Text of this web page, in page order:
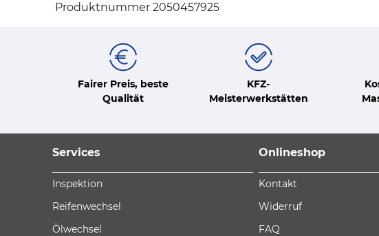
Produktnummer 2050457925
Fairer Preis, beste
Qualität
KFZ-
Meisterwerkstätten
Services
Inspektion
Reifenwechsel
Ölwechsel
Onlineshop
Kontakt
Widerruf
FAQ